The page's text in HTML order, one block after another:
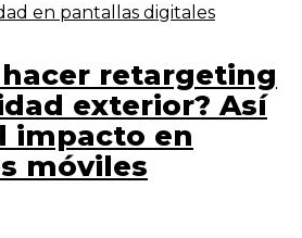
en pantallas digitales
hacer retargeting
exterior? Así
impacto en
móviles